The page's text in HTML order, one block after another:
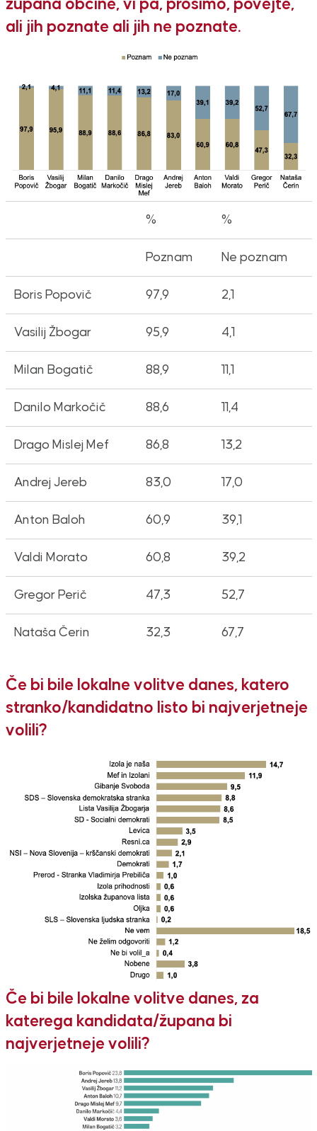
župana občine, vi pa, prosimo, povejte,
ali jih poznate ali jih ne poznate.
% %
Poznam Ne poznam
Boris Popovič 97,9 2,1
Vasilij Žbogar 95,9 4,1
Milan Bogatič 88,9 11,1
Danilo Markočič 88,6 11,4
Drago Mislej Mef 86,8 13,2
Andrej Jereb 83,0 17,0
Anton Baloh 60,9 39,1
Valdi Morato 60,8 39,2
Gregor Perič 47,3 52,7
Nataša Čerin 32,3 67,7
Če bi bile lokalne volitve danes, katero
stranko/kandidatno listo bi najverjetneje
volili?
Če bi bile lokalne volitve danes, za
katerega kandidata/župana bi
najverjetneje volili?